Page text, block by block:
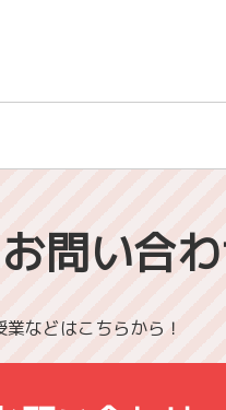
問い合
などはこちらから！